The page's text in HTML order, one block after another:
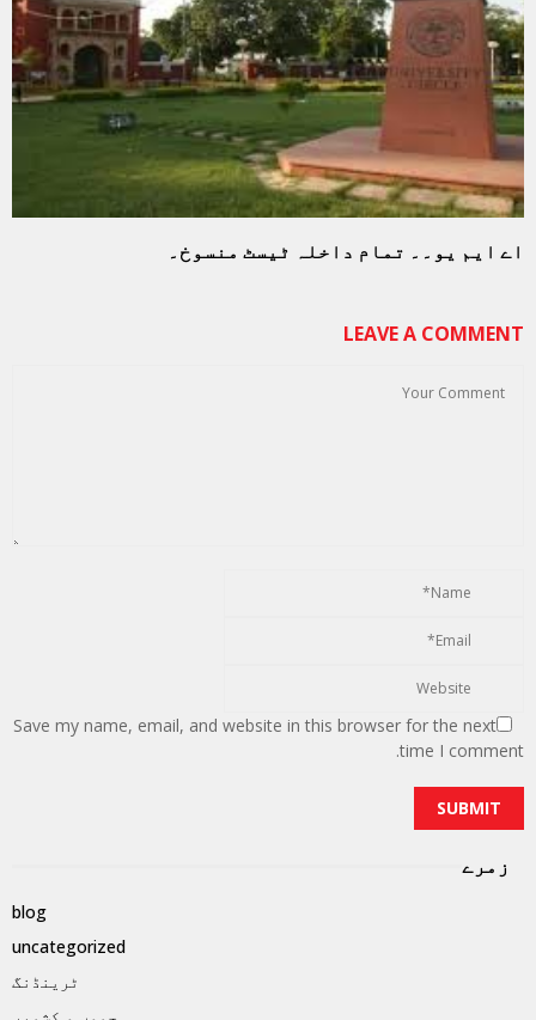
اے ایم یو۔۔ تمام داخلہ ٹیسٹ منسوخ۔
LEAVE A COMMENT
Save my name, email, and website in this browser for the next
time I comment.
زمرے
blog
uncategorized
ٹرینڈنگ